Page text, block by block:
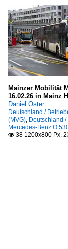
Mainzer Mobilität
16.02.26 in Mainz
Daniel Oster
Deutschland /
(MVG), Deutschland /
Mercedes-Benz O
 38 1200x800 Px,